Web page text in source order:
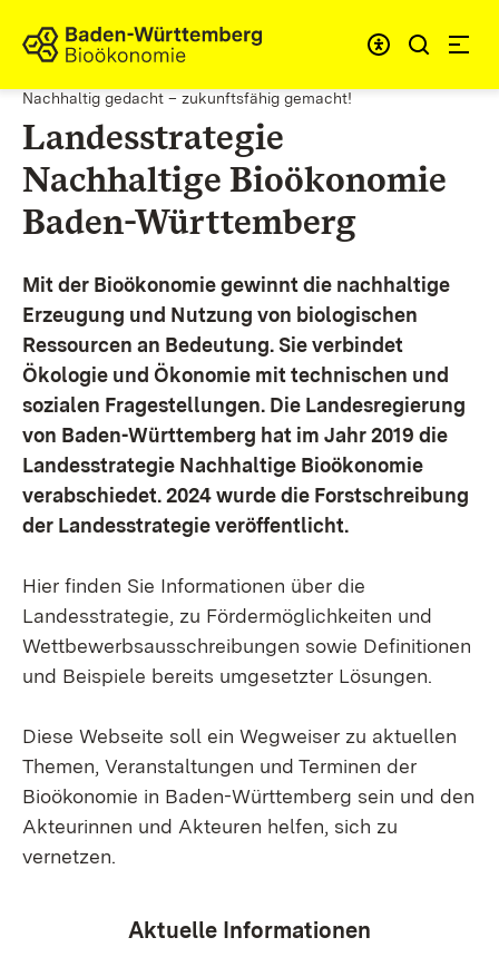
Zum Inhalt springen
Link zur Startseite
Nachhaltig gedacht – zukunftsfähig gemacht!
Landesstrategie
Nachhaltige Bioökonomie
Baden-Württemberg
Mit der Bioökonomie gewinnt die nachhaltige
Erzeugung und Nutzung von biologischen
Ressourcen an Bedeutung. Sie verbindet
Ökologie und Ökonomie mit technischen und
sozialen Fragestellungen. Die Landesregierung
von Baden-Württemberg hat im Jahr 2019 die
Landesstrategie Nachhaltige Bioökonomie
verabschiedet. 2024 wurde die Forstschreibung
der Landesstrategie veröffentlicht.
Hier finden Sie Informationen über die
Landesstrategie, zu Fördermöglichkeiten und
Wettbewerbsausschreibungen sowie Definitionen
und Beispiele bereits umgesetzter Lösungen.
Diese Webseite soll ein Wegweiser zu aktuellen
Themen, Veranstaltungen und Terminen der
Bioökonomie in Baden-Württemberg sein und den
Akteurinnen und Akteuren helfen, sich zu
vernetzen.
Aktuelle Informationen